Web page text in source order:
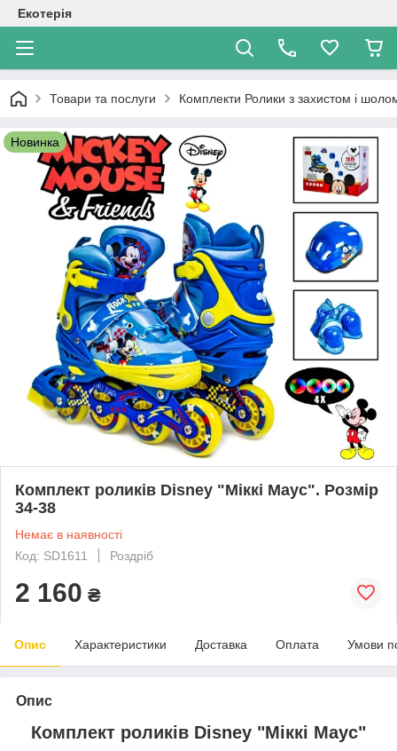
Екотерія
Товари та послуги Комплекти Ролики з захистом і
Новинка
Комплект роликів Disney "Міккі Маус". Розмір
34-38
Немає в наявності
Код: SD1611
Роздріб
2 160 ₴
Опис Характеристики Доставка Оплата Умови
Опис
Комплект роликів Disney "Міккі Маус"